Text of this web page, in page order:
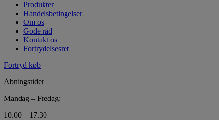
Produkter
Handelsbetingelser
Om os
Gode råd
Kontakt os
Fortrydelsesret
Fortryd køb
Åbningstider
Mandag – Fredag:
10.00 – 17.30